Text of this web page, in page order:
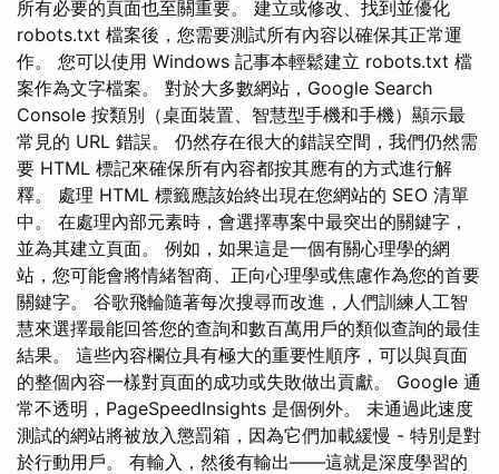
所有必要的頁面也至關重要。 建立或修改、找到並優化
robots.txt 檔案後，您需要測試所有內容以確保其正常運
作。 您可以使用 Windows 記事本輕鬆建立 robots.txt 檔
案作為文字檔案。 對於大多數網站，Google Search
Console 按類別（桌面裝置、智慧型手機和手機）顯示最
常見的 URL 錯誤。 仍然存在很大的錯誤空間，我們仍然需
要 HTML 標記來確保所有內容都按其應有的方式進行解
釋。 處理 HTML 標籤應該始終出現在您網站的 SEO 清單
中。 在處理內部元素時，會選擇專案中最突出的關鍵字，
並為其建立頁面。 例如，如果這是一個有關心理學的網
站，您可能會將情緒智商、正向心理學或焦慮作為您的首要
關鍵字。 谷歌飛輪隨著每次搜尋而改進，人們訓練人工智
慧來選擇最能回答您的查詢和數百萬用戶的類似查詢的最佳
結果。 這些內容欄位具有極大的重要性順序，可以與頁面
的整個內容一樣對頁面的成功或失敗做出貢獻。 Google 通
常不透明，PageSpeedInsights 是個例外。 未通過此速度
測試的網站將被放入懲罰箱，因為它們加載緩慢 - 特別是對
於行動用戶。 有輸入，然後有輸出——這就是深度學習的